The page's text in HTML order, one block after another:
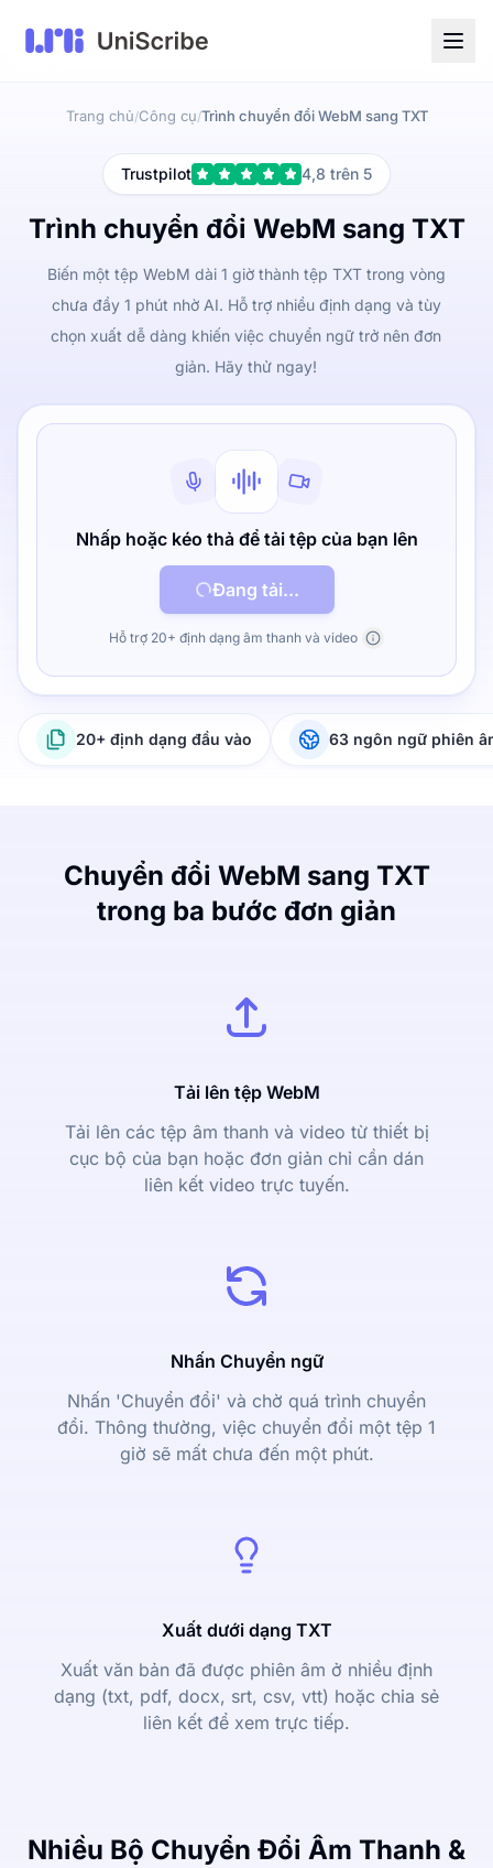
Trang chủ/Công cụ/Trình chuyển đổi WebM sang TXT
Trustpilot 4,8 trên 5
Trình chuyển đổi WebM sang TXT
Biến một tệp WebM dài 1 giờ thành tệp TXT trong vòng
chưa đầy 1 phút nhờ AI. Hỗ trợ nhiều định dạng và tùy
chọn xuất dễ dàng khiến việc chuyển ngữ trở nên đơn
giản. Hãy thử ngay!
Nhấp hoặc kéo thả để tải tệp của bạn lên
Đang tải...
Hỗ trợ 20+ định dạng âm thanh và video
20+ định dạng đầu vào 63 ngôn ngữ phiên
Chuyển đổi WebM sang TXT
trong ba bước đơn giản
Tải lên tệp WebM
Tải lên các tệp âm thanh và video từ thiết bị
cục bộ của bạn hoặc đơn giản chỉ cần dán
liên kết video trực tuyến.
Nhấn Chuyển ngữ
Nhấn 'Chuyển đổi' và chờ quá trình chuyển
đổi. Thông thường, việc chuyển đổi một tệp 1
giờ sẽ mất chưa đến một phút.
Xuất dưới dạng TXT
Xuất văn bản đã được phiên âm ở nhiều định
dạng (txt, pdf, docx, srt, csv, vtt) hoặc chia sẻ
liên kết để xem trực tiếp.
Nhiều Bộ Chuyển Đổi Âm Thanh &